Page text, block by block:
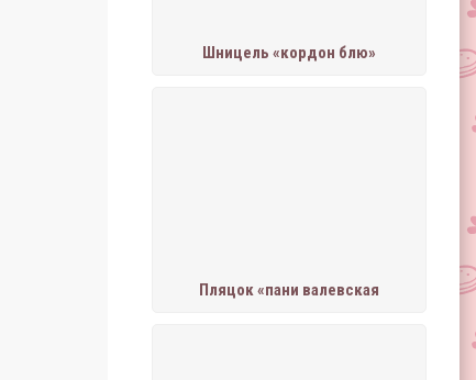
Шницель «кордон блю»
Пляцок «пани валевская